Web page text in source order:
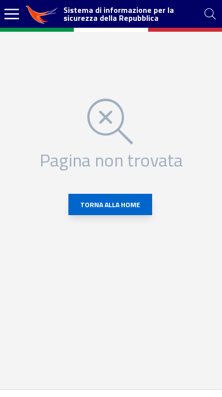
Sistema di informazione per la
sicurezza della Repubblica
Pagina non trovata
TORNA ALLA HOME